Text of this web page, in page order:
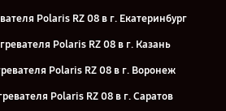
Polaris RZ 08 в г. Екатеринбург
Polaris RZ 08 в г. Казань
Polaris RZ 08 в г. Воронеж
Polaris RZ 08 в г. Саратов